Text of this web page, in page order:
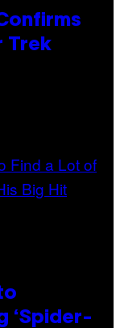
Trek
‘Spider-